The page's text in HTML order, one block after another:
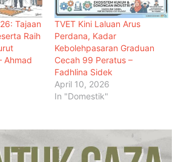
Tajaan
Raih
Ahmad
TVET Kini Laluan Arus
Perdana, Kadar
Kebolehpasaran Graduan
Cecah 99 Peratus –
Fadhlina Sidek
April 10, 2026
In "Domestik"
Empat Rakyat Palestin Cedera, Israel
Arah Tebang Pokok di 78 Ekar Tanah
Tebing Barat
RCI Tabung Haji: SPRM Sambung
Rakam Percakapan Bekas CFO
Tamat Tempoh Duti Anti-Lambakan
Import Gegelung Keluli China, Vietnam